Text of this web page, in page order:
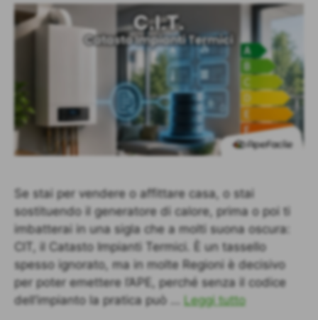
Se stai per vendere o affittare casa, o stai
sostituendo il generatore di calore, prima o poi ti
imbatterai in una sigla che a molti suona oscura:
CIT, il Catasto Impianti Termici. È un tassello
spesso ignorato, ma in molte Regioni è decisivo
per poter emettere l’APE, perché senza il codice
dell’impianto la pratica può … Leggi tutto